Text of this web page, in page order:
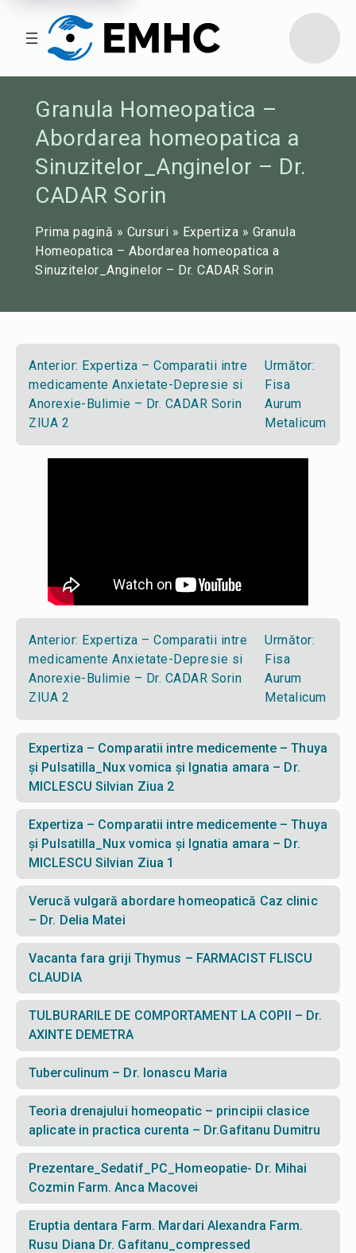
Granula Homeopatica –
Abordarea homeopatica a
Sinuzitelor_Anginelor – Dr.
CADAR Sorin
Prima pagină » Cursuri » Expertiza » Granula
Homeopatica – Abordarea homeopatica a
Sinuzitelor_Anginelor – Dr. CADAR Sorin
Anterior: Expertiza – Comparatii intre
medicamente Anxietate-Depresie si
Anorexie-Bulimie – Dr. CADAR Sorin
ZIUA 2
Următor:
Fisa
Aurum
Metalicum
Anterior: Expertiza – Comparatii intre
medicamente Anxietate-Depresie si
Anorexie-Bulimie – Dr. CADAR Sorin
ZIUA 2
Următor:
Fisa
Aurum
Metalicum
Expertiza – Comparatii intre medicemente – Thuya
și Pulsatilla_Nux vomica și Ignatia amara – Dr.
MICLESCU Silvian Ziua 2
Expertiza – Comparatii intre medicemente – Thuya
și Pulsatilla_Nux vomica și Ignatia amara – Dr.
MICLESCU Silvian Ziua 1
Verucă vulgară abordare homeopatică Caz clinic
– Dr. Delia Matei
Vacanta fara griji Thymus – FARMACIST FLISCU
CLAUDIA
TULBURARILE DE COMPORTAMENT LA COPII – Dr.
AXINTE DEMETRA
Tuberculinum – Dr. Ionascu Maria
Teoria drenajului homeopatic – principii clasice
aplicate in practica curenta – Dr.Gafitanu Dumitru
Prezentare_Sedatif_PC_Homeopatie- Dr. Mihai
Cozmin Farm. Anca Macovei
Eruptia dentara Farm. Mardari Alexandra Farm.
Rusu Diana Dr. Gafitanu_compressed